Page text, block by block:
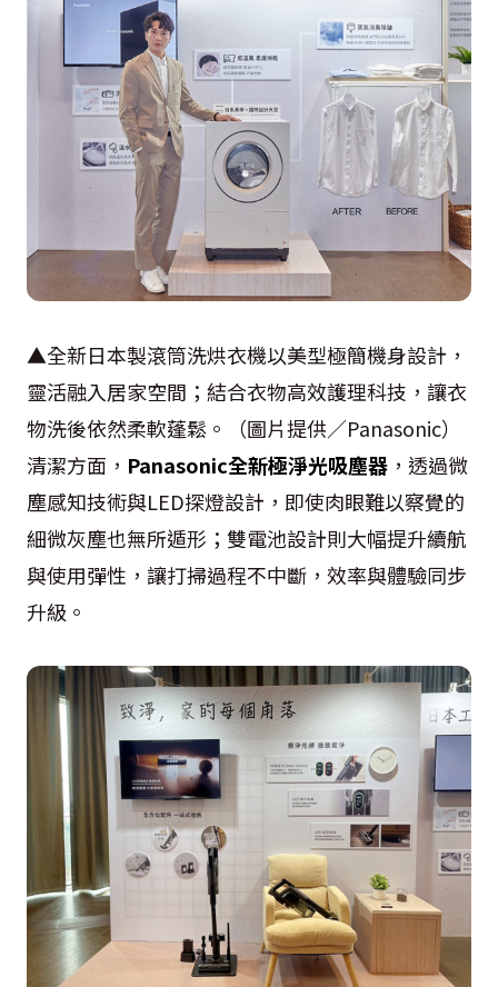
▲全新日本製滾筒洗烘衣機以美型極簡機身設計，
靈活融入居家空間；結合衣物高效護理科技，讓衣
物洗後依然柔軟蓬鬆。（圖片提供／Panasonic）
清潔方面， Panasonic全新極淨光吸塵器 ，透過微
塵感知技術與LED探燈設計，即使肉眼難以察覺的
細微灰塵也無所遁形；雙電池設計則大幅提升續航
與使用彈性，讓打掃過程不中斷，效率與體驗同步
升級。